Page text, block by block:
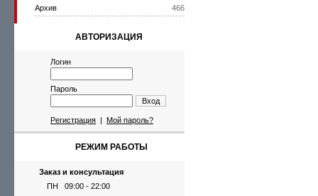
466
Архив
АВТОРИЗАЦИЯ
Логин
Пароль
Вход
Регистрация | Мой пароль?
РЕЖИМ РАБОТЫ
Заказ и консультация
ПН
09:00 - 22:00